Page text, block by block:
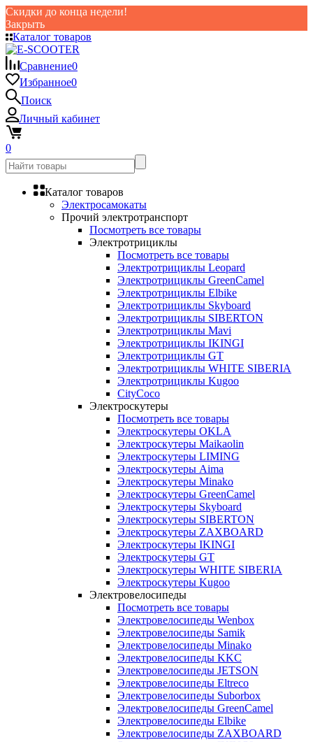
Скидки до конца недели!
Закрыть
Каталог товаров
Сравнение0
Избранное0
Поиск
Личный кабинет
0
Каталог товаров
Электросамокаты
Прочий электротранспорт
Посмотреть все товары
Электротрициклы
Посмотреть все товары
Электротрициклы Leopard
Электротрициклы GreenCamel
Электротрициклы Elbike
Электротрициклы Skyboard
Электротрициклы SIBERTON
Электротрициклы Mavi
Электротрициклы IKINGI
Электротрициклы GT
Электротрициклы WHITE SIBERIA
Электротрициклы Kugoo
CityCoco
Электроскутеры
Посмотреть все товары
Электроскутеры OKLA
Электроскутеры Maikaolin
Электроскутеры LIMING
Электроскутеры Aima
Электроскутеры Minako
Электроскутеры GreenCamel
Электроскутеры Skyboard
Электроскутеры SIBERTON
Электроскутеры ZAXBOARD
Электроскутеры IKINGI
Электроскутеры GT
Электроскутеры WHITE SIBERIA
Электроскутеры Kugoo
Электровелосипеды
Посмотреть все товары
Электровелосипеды Wenbox
Электровелосипеды Samik
Электровелосипеды Minako
Электровелосипеды KKC
Электровелосипеды JETSON
Электровелосипеды Eltreco
Электровелосипеды Suborbox
Электровелосипеды GreenCamel
Электровелосипеды Elbike
Электровелосипеды ZAXBOARD